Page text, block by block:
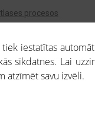
procesos
spēka. Portāla
iestatītas
sīkdatnes. Lai
atzīmēt savu izvēli.